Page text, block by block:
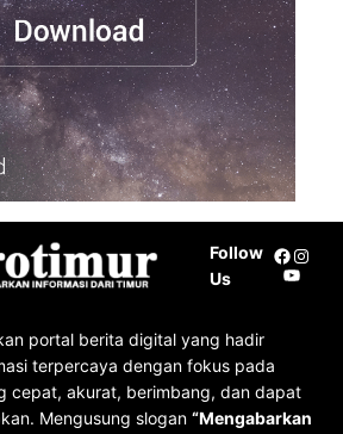
Follow
Us
portal berita digital yang hadir
terpercaya dengan fokus pada
cepat, akurat, berimbang, dan dapat
Mengusung slogan “Mengabarkan